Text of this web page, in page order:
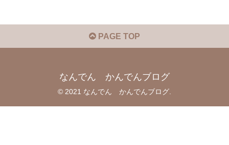
PAGE TOP
なんでん かんでんブログ
© 2021 なんでん かんでんブログ.